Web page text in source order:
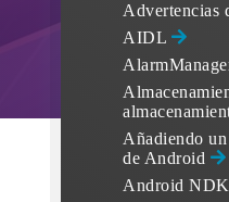
Advertencias
AIDL
Añadiendo
de Android
Android NDK